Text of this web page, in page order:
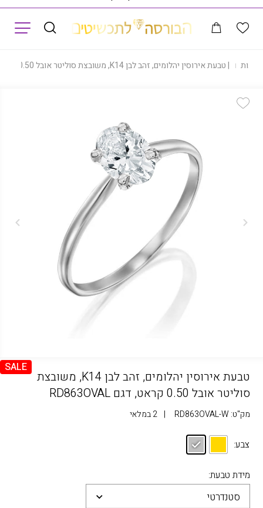
טבעות |טבעת אירוסין יהלומים, זהב לבן K14, משובצת סוליטר אובל 0.50 קראט, דגם RD863OVAL
SALE
טבעת אירוסין יהלומים, זהב לבן K14, משובצת
סוליטר אובל 0.50 קראט, דגם RD863OVAL
מק"ט: RD863OVAL-W
| 2 במלאי
צבע:
מידת טבעת:
סטנדרטי